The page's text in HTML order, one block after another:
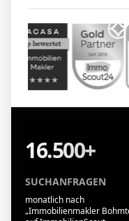
16.500+
SUCHANFRAGEN
monatlich nach
„Immobilienmakler